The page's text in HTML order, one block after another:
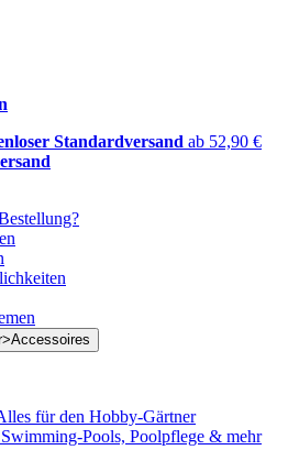
Standardversand ab 52,90 €
für den Hobby-Gärtner
Swimming-Pools, Poolpflege & mehr